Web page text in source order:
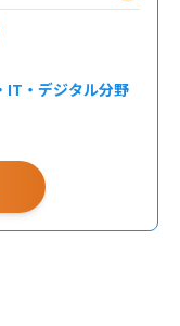
IT・デジタル分野